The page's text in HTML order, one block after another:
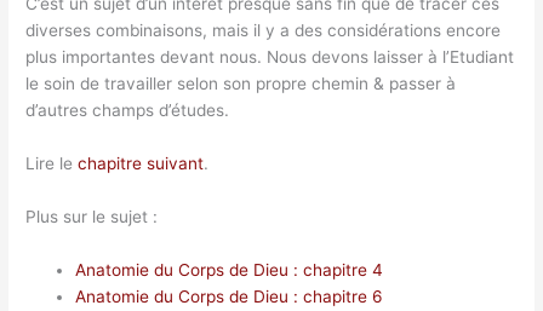
diverses combinaisons, mais il y a des considérations encore
plus importantes devant nous. Nous devons laisser à l’Etudiant
le soin de travailler selon son propre chemin & passer à
d’autres champs d’études.
Lire lechapitre suivant.
Plus sur le sujet :
Anatomie du Corps de Dieu : chapitre 4
Anatomie du Corps de Dieu : chapitre 6